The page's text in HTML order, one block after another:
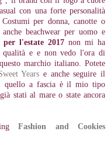
con una forte personalità
per donna, canotte o
beachwear per uomo e
per l'estate 2017 non mi ha
qualità e e non vedo l'ora di
marchio italiano. Potete
Years e anche seguire il
quello a fascia è il mio tipo
stati al mare o state ancora
Fashion and Cookies